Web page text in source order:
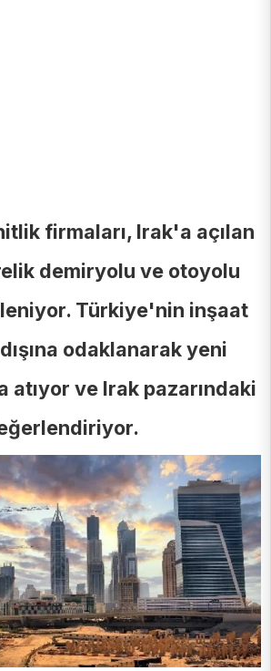
firmaları, Irak'a açılan
demiryolu ve otoyolu
Türkiye'nin inşaat
odaklanarak yeni
atıyor ve Irak pazarındaki